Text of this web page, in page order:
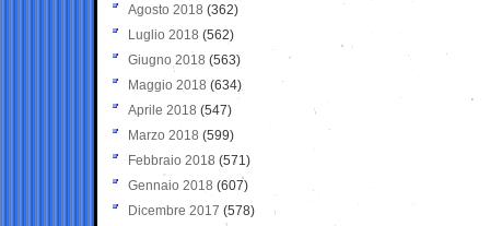
Agosto 2018 (362)
Luglio 2018 (562)
Giugno 2018 (563)
Maggio 2018 (634)
Aprile 2018 (547)
Marzo 2018 (599)
Febbraio 2018 (571)
Gennaio 2018 (607)
Dicembre 2017 (578)